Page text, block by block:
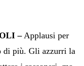
–Applausi per
di più. Gli azzurri la